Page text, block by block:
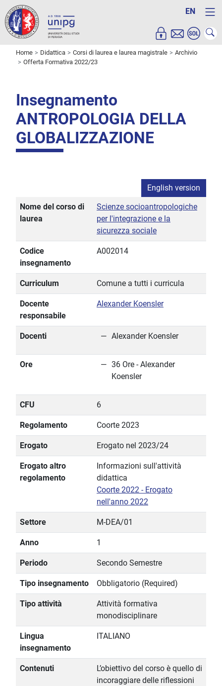
EN
Home Didattica Corsi di laurea e laurea magistrale
Archivio
Offerta Formativa 2022/23
Insegnamento
ANTROPOLOGIA DELLA
GLOBALIZZAZIONE
English version
Nome del corso di
laurea
Scienze socioantropologiche
per l'integrazione e la
sicurezza sociale
Codice
insegnamento
A002014
Curriculum Comune a tutti i curricula
Docente
responsabile
Alexander Koensler
Docenti Alexander Koensler
Ore
36 Ore - Alexander
Koensler
CFU 6
Regolamento Coorte 2023
Erogato Erogato nel 2023/24
Erogato altro
regolamento
Informazioni sull'attività
didattica
Coorte 2022 - Erogato
nell'anno 2022
Settore M-DEA/01
Anno 1
Periodo Secondo Semestre
Tipo insegnamento Obbligatorio (Required)
Tipo attività
Attività formativa
monodisciplinare
Lingua
insegnamento
ITALIANO
Contenuti
L’obiettivo del corso è quello di
incoraggiare delle riflessioni